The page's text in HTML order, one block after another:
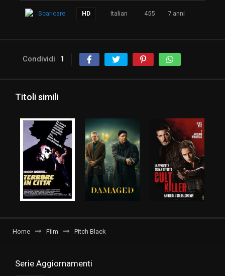
Scaricare HD Italian 455 7 anni
Condividi 1
Titoli simili
Home Film Pitch Black
Serie Aggiornamenti